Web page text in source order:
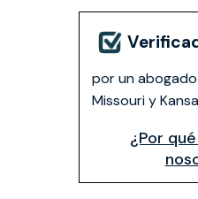
por un
Missouri y
¿Por